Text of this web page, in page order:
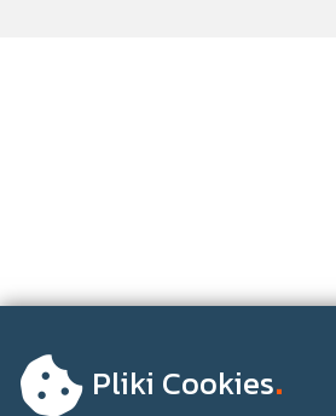
Pliki Cookies.